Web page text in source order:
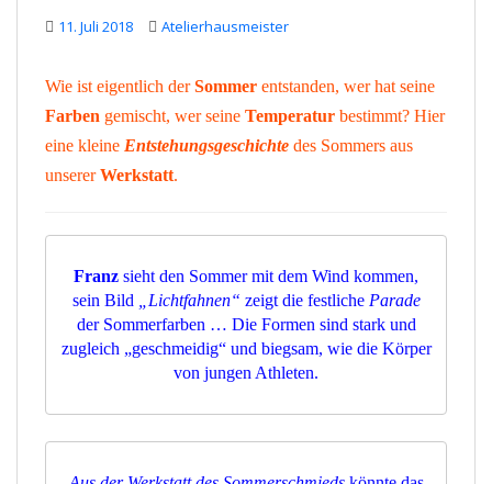
11. Juli 2018 Atelierhausmeister
Wie ist eigentlich derSommer entstanden, wer hat seine
Farben gemischt, wer seine Temperatur bestimmt? Hier
eine kleine Entstehungsgeschichte des Sommers aus
unsererWerkstatt.
Franz sieht den Sommer mit dem Wind kommen,
sein Bild
„Lichtfahnen“ zeigt die festliche Parade
der Sommerfarben … Die Formen sind stark und
zugleich „geschmeidig“ und biegsam, wie die Körper
von jungen Athleten.